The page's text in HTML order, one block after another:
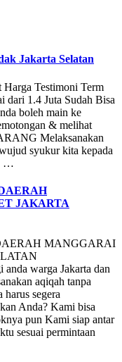
Jakarta Selatan
Harga Testimoni Term
dari 1.4 Juta Sudah Bisa
boleh main ke
& melihat
Melaksanakan
syukur kita kepada
…
JAKARTA
MANGGARAI
warga Jakarta dan
aqiqah tanpa
segera
Anda? Kami bisa
pun Kami siap antar
sesuai permintaan